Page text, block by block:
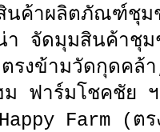
าผลิตภัณฑ์ชุมช
า จัดมุมสินค้าชุ
ตรงข้ามวัดกุดค
ม ฟาร์มโชคชัย
Farm (